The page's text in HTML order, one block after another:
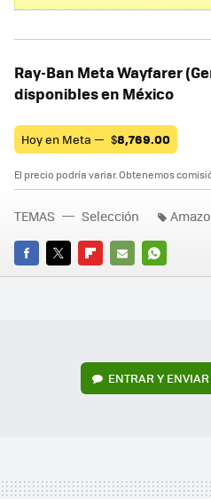
Ray-Ban Meta Wayfarer
disponibles en México
Hoy en Meta — $8,769.00
El precio podría variar. Obtenemos
FACEBOOK
TWITTERFLIPBOARD
E-
WHATSAPP
TEMAS Selección
ENTRAR Y